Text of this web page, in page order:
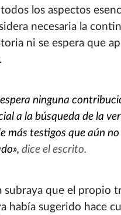
los aspectos
necesaria la
ni se espera que
espera ninguna
a la búsqueda de la
más testigos que aún
dice el escrito.
subraya que el propio
había sugerido hace